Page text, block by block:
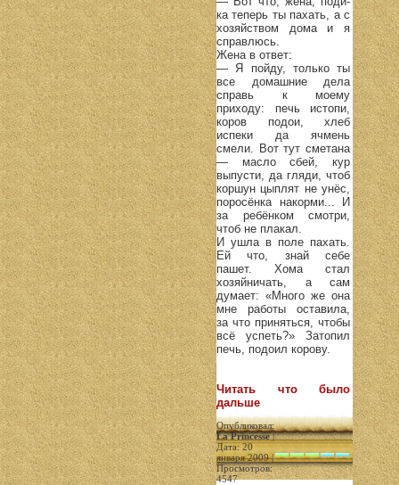
ка теперь ты пахать, а с
хозяйством дома и я
справлюсь.
Жена в ответ:
— Я пойду, только ты
все домашние дела
справь к моему
приходу: печь истопи,
коров подои, хлеб
испеки да ячмень
смели. Вот тут сметана
— масло сбей, кур
выпусти, да гляди, чтоб
коршун цыплят не унёс,
поросёнка накорми... И
за ребёнком смотри,
чтоб не плакал.
И ушла в поле пахать.
Ей что, знай себе
пашет. Хома стал
хозяйничать, а сам
думает: «Много же она
мне работы оставила,
за что приняться, чтобы
всё успеть?» Затопил
печь, подоил корову.
Читать что было
дальше
Опубликовал:
La Princesse|
Дата: 20
января 2009 |
Просмотров:
4547